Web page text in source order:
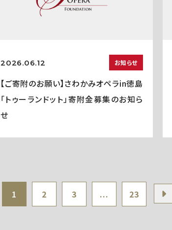
2026.06.12 お知らせ
【ご寄附のお願い】さわかみオペラin徳島
「トゥーランドット」寄附金募集のお知ら
せ
1 2 3 ... 23